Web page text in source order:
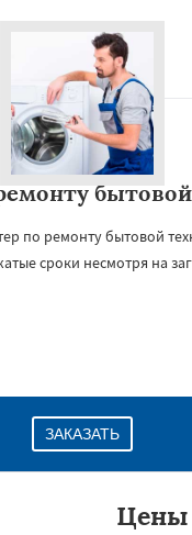
по ремонту бытовой
сроки несмотря на
ЗАКАЗАТЬ
Цены